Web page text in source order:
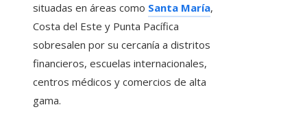
situadas en áreas como Santa María,
Costa del Este y Punta Pacífica
sobresalen por su cercanía a distritos
financieros, escuelas internacionales,
centros médicos y comercios de alta
gama.